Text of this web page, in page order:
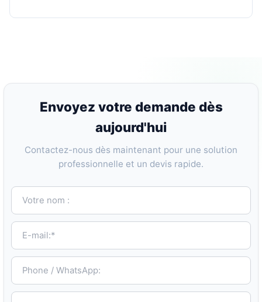
Envoyez votre demande dès
aujourd'hui
Contactez-nous dès maintenant pour une solution
professionnelle et un devis rapide.
Votre nom :
E-mail:*
Phone / WhatsApp:
Tell us your requirements, and we'll get back to you within 24 hours.